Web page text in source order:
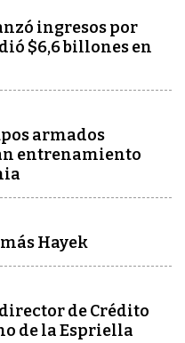
ingresos por
$6,6 billones en
armados
entrenamiento
Hayek
de Crédito
de la Espriella